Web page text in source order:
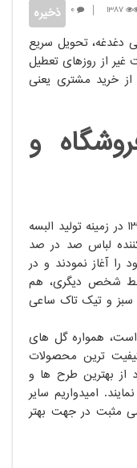
1387
دغدغه، تحویل سریع
ساعت تا نهایت 72 ساعت غیر از روزهای تعطیل
از خرید مشتری یعنی
و
فروشگاه برگ سبز و تیک تاک از سال 1370 در زمینه تولید البسه
لباس صد در صد
را آغاز نمودند و در
شخص دیگری، هم
سبز و تیک تاک ساعی
است، همواره گل های
ترین محصولات
از بهترین طرح ها و
امیدواریم سایر
مثبت در جهت بهتر